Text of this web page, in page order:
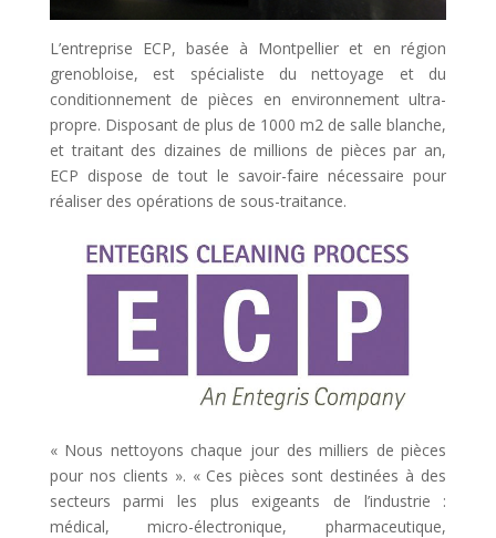
L’entreprise ECP, basée à Montpellier et en région
grenobloise, est spécialiste du nettoyage et du
conditionnement de pièces en environnement ultra-
propre. Disposant de plus de 1000 m2 de salle blanche,
et traitant des dizaines de millions de pièces par an,
ECP dispose de tout le savoir-faire nécessaire pour
réaliser des opérations de sous-traitance.
« Nous nettoyons chaque jour des milliers de pièces
pour nos clients ». « Ces pièces sont destinées à des
secteurs parmi les plus exigeants de l’industrie :
médical, micro-électronique, pharmaceutique,